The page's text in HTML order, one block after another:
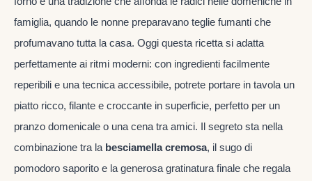
famiglia, quando le nonne preparavano teglie fumanti che
profumavano tutta la casa. Oggi questa ricetta si adatta
perfettamente ai ritmi moderni: con ingredienti facilmente
reperibili e una tecnica accessibile, potrete portare in tavola un
piatto ricco, filante e croccante in superficie, perfetto per un
pranzo domenicale o una cena tra amici. Il segreto sta nella
combinazione tra la besciamella cremosa, il sugo di
pomodoro saporito e la generosa gratinatura finale che regala